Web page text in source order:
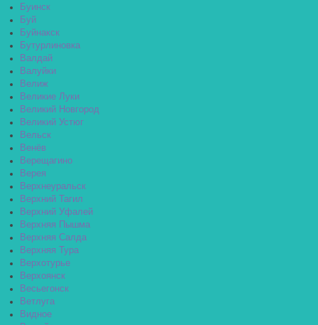
Буинск
Буй
Буйнакск
Бутурлиновка
Валдай
Валуйки
Велиж
Великие Луки
Великий Новгород
Великий Устюг
Вельск
Венёв
Верещагино
Верея
Верхнеуральск
Верхний Тагил
Верхний Уфалей
Верхняя Пышма
Верхняя Салда
Верхняя Тура
Верхотурье
Верхоянск
Весьегонск
Ветлуга
Видное